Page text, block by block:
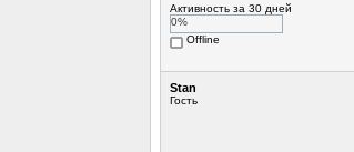
Активность за 30 дней
0%
Offline
Stan
Гость